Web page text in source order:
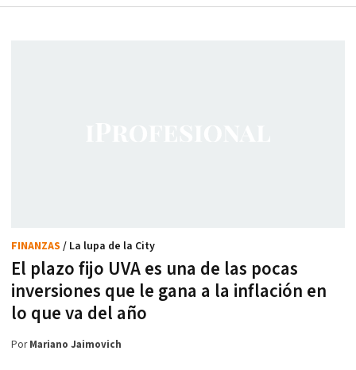
El plazo fijo UVA es una de las pocas
inversiones que le gana a la inflación en
lo que va del año
FINANZAS / La lupa de la City
PorMariano Jaimovich